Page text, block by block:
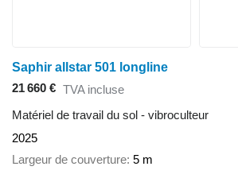
Saphir allstar 501 longline
21 660 € TVA incluse
Matériel de travail du sol - vibroculteur
2025
Largeur de couverture 5 m